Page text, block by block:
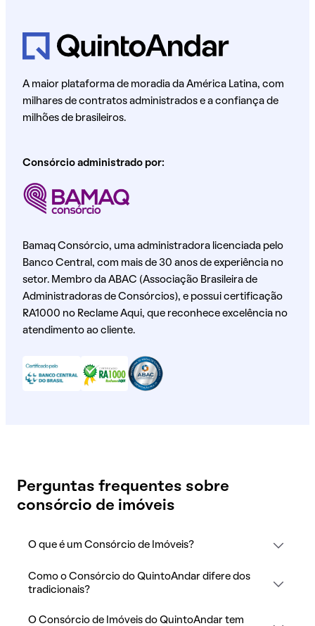
A maior plataforma de moradia da América Latina, com
milhares de contratos administrados e a confiança de
milhões de brasileiros.
Consórcio administrado por:
Bamaq Consórcio, uma administradora licenciada pelo
Banco Central, com mais de 30 anos de experiência no
setor. Membro da ABAC (Associação Brasileira de
Administradoras de Consórcios), e possui certificação
RA1000 no Reclame Aqui, que reconhece excelência no
atendimento ao cliente.
Perguntas frequentes sobre
consórcio de imóveis
O que é um Consórcio de Imóveis?
Como o Consórcio do QuintoAndar difere dos
tradicionais?
O Consórcio de Imóveis do QuintoAndar tem